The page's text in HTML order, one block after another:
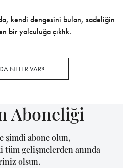
kendi dengesini bulan, sadeliğin
bir yolculuğa çıktık.
NELER VAR?
Aboneliği
şimdi abone olun,
tüm gelişmelerden anında
olsun.